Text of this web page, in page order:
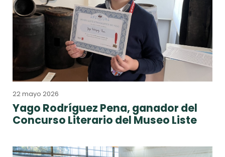
22 mayo 2026
Yago Rodríguez Pena, ganador del
Concurso Literario del Museo Liste